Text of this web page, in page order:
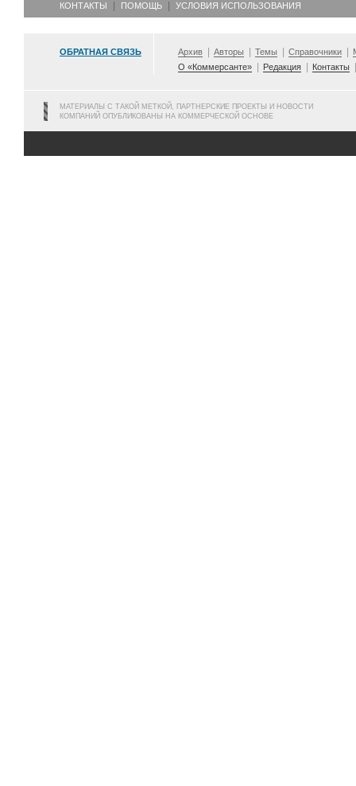
КОНТАКТЫ ПОМОЩЬ УСЛОВИЯ ИСПОЛЬЗОВАНИЯ
ОБРАТНАЯ СВЯЗЬ Архив Авторы Темы Справочники
О «Коммерсанте»
Редакция Контакты
МАТЕРИАЛЫ С ТАКОЙ МЕТКОЙ, ПАРТНЕРСКИЕ ПРОЕКТЫ И НОВОСТИ
КОМПАНИЙ ОПУБЛИКОВАНЫ НА КОММЕРЧЕСКОЙ ОСНОВЕ